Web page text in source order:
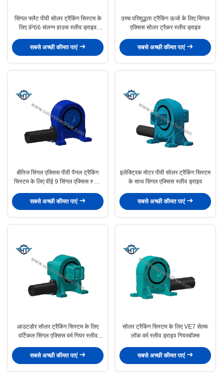
सिंगल फ्लैट पीवी सोलर ट्रैकिंग सिस्टम के
लिए IP66 संलग्न हाउस स्लीव ड्राइव
सबसे अच्छी कीमत पाएं
उच्च परिशुद्धता ट्रैकिंग ऊर्जा के लिए सिंगल
एक्सिस सोलर ट्रैकर स्लीव ड्राइव
सबसे अच्छी कीमत पाएं
क्षैतिज सिंगल एक्सिस पीवी पैनल ट्रैकिंग
सिस्टम के लिए वीई 9 सिंगल एक्सिस स्लीव
सबसे अच्छी कीमत पाएं
इलेक्ट्रिक मोटर पीवी सोलर ट्रैकिंग सिस्टम
के साथ सिंगल एक्सिस स्लीव ड्राइव
सबसे अच्छी कीमत पाएं
आउटडोर सोलर ट्रैकिंग सिस्टम के लिए
वर्टिकल सिंगल एक्सिस वर्म गियर स्लीव
सबसे अच्छी कीमत पाएं
सोलर ट्रैकिंग सिस्टम के लिए VE7 सेल्फ
लॉक वर्म स्लीव ड्राइव गियरबॉक्स
सबसे अच्छी कीमत पाएं